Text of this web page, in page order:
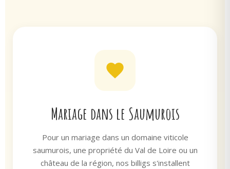
Mariage dans le Saumurois
Pour un mariage dans un domaine viticole
saumurois, une propriété du Val de Loire ou un
château de la région, nos billigs s'installent